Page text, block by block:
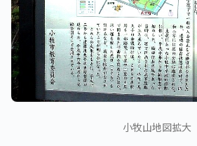
小牧山地図拡大